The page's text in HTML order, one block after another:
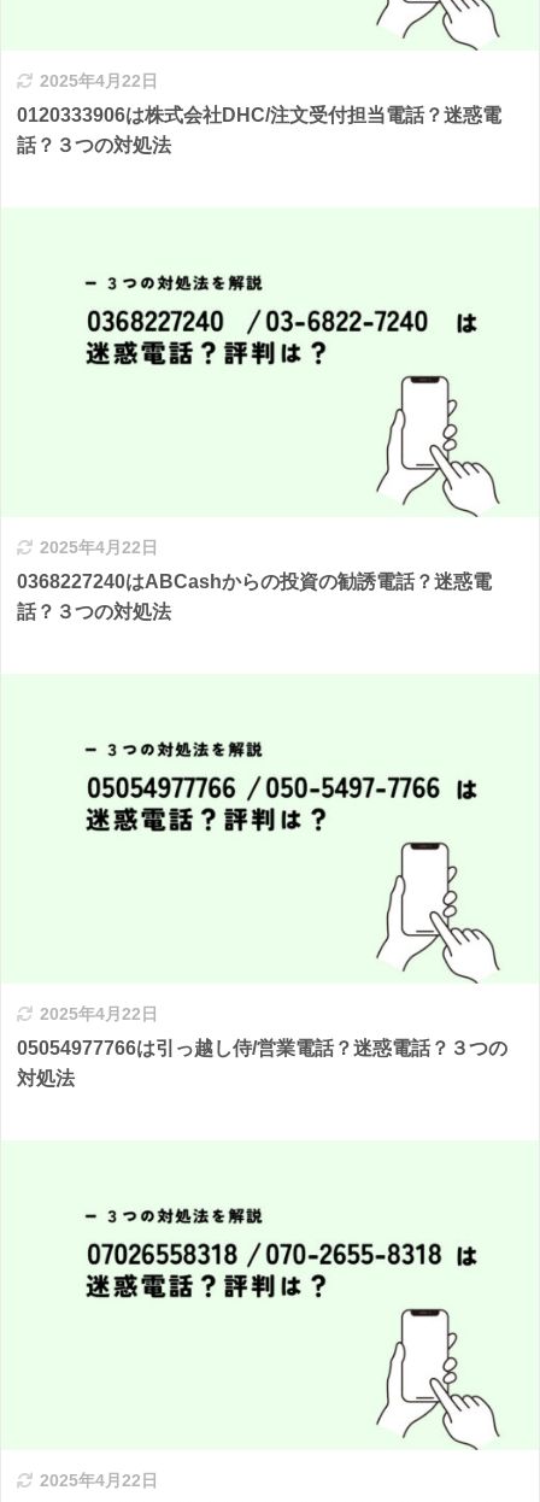
2025年4月22日
0120333906は株式会社DHC/注文受付担当電話？迷惑電
話？３つの対処法
2025年4月22日
0368227240はABCashからの投資の勧誘電話？迷惑電
話？３つの対処法
2025年4月22日
05054977766は引っ越し侍/営業電話？迷惑電話？３つの
対処法
2025年4月22日